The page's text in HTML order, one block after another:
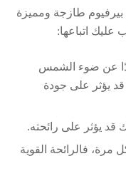
طازجة ومميزة
اتباعها:
عن ضوء الشمس
يؤثر على جودة
يؤثر على رائحته.
فالرائحة القوية